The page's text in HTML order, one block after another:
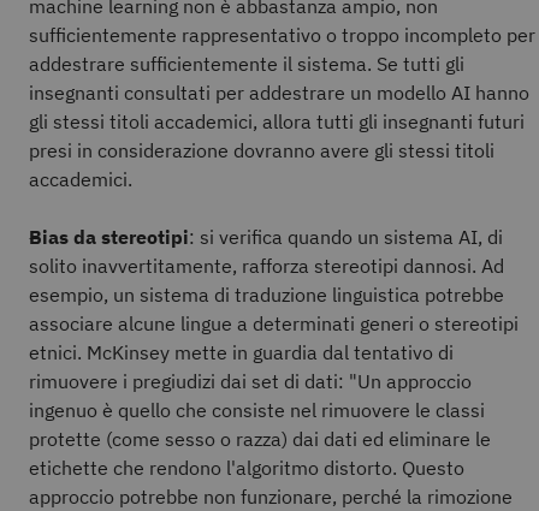
machine learning non è abbastanza ampio, non
sufficientemente rappresentativo o troppo incompleto per
addestrare sufficientemente il sistema. Se tutti gli
insegnanti consultati per addestrare un modello AI hanno
gli stessi titoli accademici, allora tutti gli insegnanti futuri
presi in considerazione dovranno avere gli stessi titoli
accademici.
Bias da stereotipi: si verifica quando un sistema AI, di
solito inavvertitamente, rafforza stereotipi dannosi. Ad
esempio, un sistema di traduzione linguistica potrebbe
associare alcune lingue a determinati generi o stereotipi
etnici. McKinsey mette in guardia dal tentativo di
rimuovere i pregiudizi dai set di dati: "Un approccio
ingenuo è quello che consiste nel rimuovere le classi
protette (come sesso o razza) dai dati ed eliminare le
etichette che rendono l'algoritmo distorto. Questo
approccio potrebbe non funzionare, perché la rimozione